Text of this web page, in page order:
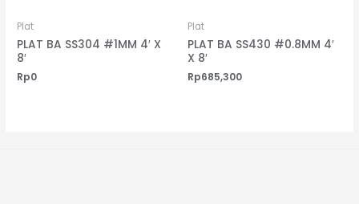
Plat
PLAT BA SS304 #1MM 4′ X
8′
Rp0
Plat
PLAT BA SS430 #0.8MM 4′
X 8′
Rp685,300